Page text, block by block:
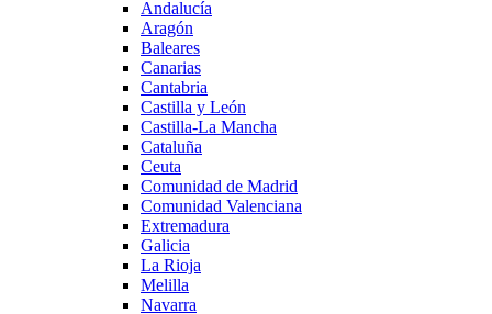
Andalucía
Aragón
Baleares
Canarias
Cantabria
Castilla y León
Castilla-La Mancha
Cataluña
Ceuta
Comunidad de Madrid
Comunidad Valenciana
Extremadura
Galicia
La Rioja
Melilla
Navarra